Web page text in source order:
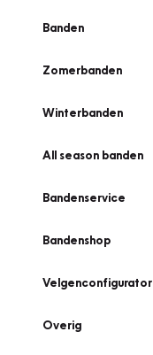
Banden
Zomerbanden
Winterbanden
All season banden
Bandenservice
Bandenshop
Velgenconfigurator
Overig